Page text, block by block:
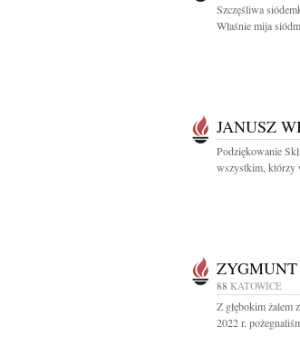
Szczęśliwa
Właśnie mija
JANUSZ
Podziękowanie
wszystkim, którzy
88 KATOWICE
Z głębokim żalem
2022 r.